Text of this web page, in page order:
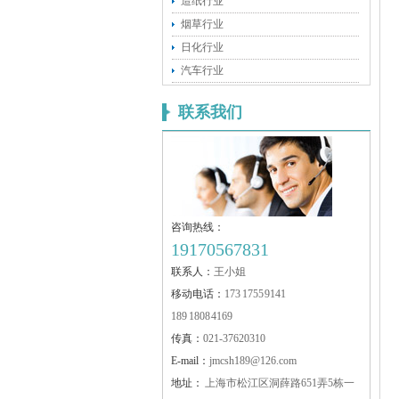
烟草行业
日化行业
汽车行业
联系我们
咨询热线：
19170567831
联系人： 王小姐
移动电话： 173 1755 9141
189 1808 4169
传真： 021-37620310
E-mail： jmcsh189@126.com
地址： 上海市松江区洞薛路651弄5栋一